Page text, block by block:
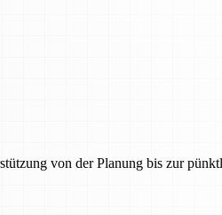
von der Planung bis zur